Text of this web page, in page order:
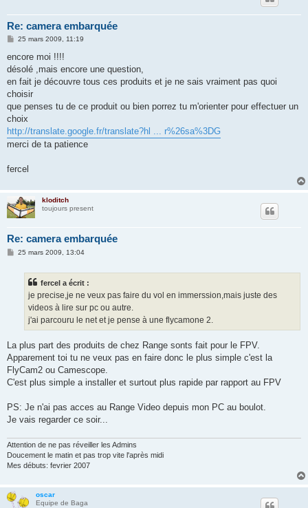
Re: camera embarquée
M
s
a
g
25 mars 2009, 11:19
encore moi !!!!
désolé ,mais encore une question,
en fait je découvre tous ces produits et je ne sais vraiment pas quoi
choisir
que penses tu de ce produit ou bien porrez tu m'orienter pour effectuer un
choix
http://translate.google.fr/translate?hl ... r%26sa%3DG
merci de ta patience
fercel
kloditch
toujours present
Re: camera embarquée
M25 mars 2009, 13:04
fercel a écrit :
je precise,je ne veux pas faire du vol en immerssion,mais juste des
videos à lire sur pc ou autre.
j'ai parcouru le net et je pense à une flycamone 2.
La plus part des produits de chez Range sonts fait pour le FPV.
Apparement toi tu ne veux pas en faire donc le plus simple c'est la
FlyCam2 ou Camescope.
C'est plus simple a installer et surtout plus rapide par rapport au FPV
PS: Je n'ai pas acces au Range Video depuis mon PC au boulot.
Je vais regarder ce soir...
Attention de ne pas réveiller les Admins
Doucement le matin et pas trop vite l'après midi
Mes débuts: fevrier 2007
oscar
Equipe de Baga